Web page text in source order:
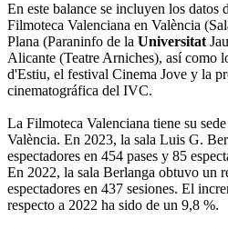
En este balance se incluyen los datos
Filmoteca Valenciana en València
Plana (Paraninfo de la Universitat
Alicante (Teatre Arniches), así como
d'Estiu, el festival Cinema Jove y la
cinematográfica del IVC.
La Filmoteca Valenciana tiene su
València. En 2023, la sala Luis G.
espectadores en 454 pases y 85
En 2022, la sala Berlanga obtuvo un
espectadores en 437 sesiones. El
respecto a 2022 ha sido de un 9,8 %.